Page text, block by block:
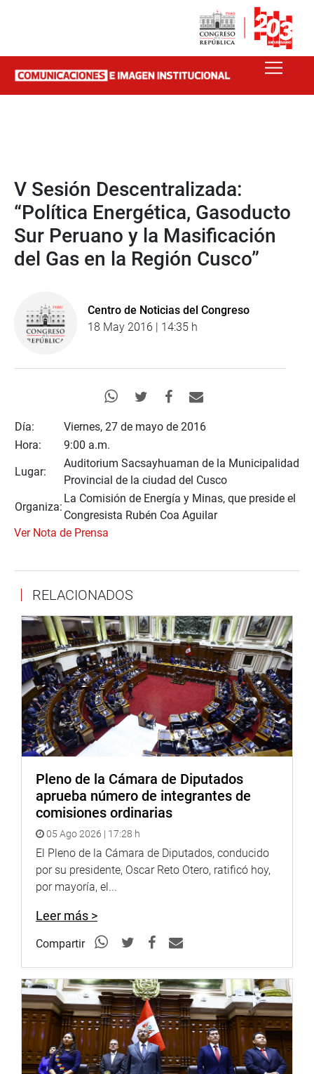
V Sesión Descentralizada:
“Política Energética, Gasoducto
Sur Peruano y la Masificación
del Gas en la Región Cusco”
Centro de Noticias del Congreso
18 May 2016 | 14:35 h
Día:
Viernes, 27 de mayo de 2016
Hora:
9:00 a.m.
Lugar:
Auditorium Sacsayhuaman de la Municipalidad
Provincial de la ciudad del Cusco
Organiza:
La Comisión de Energía y Minas, que preside el
Congresista Rubén Coa Aguilar
Ver Nota de Prensa
RELACIONADOS
Pleno de la Cámara de Diputados
aprueba número de integrantes de
comisiones ordinarias
05 Ago 2026 | 17:28 h
El Pleno de la Cámara de Diputados, conducido
por su presidente, Oscar Reto Otero, ratificó hoy,
por mayoría, el...
Leer más >
Compartir